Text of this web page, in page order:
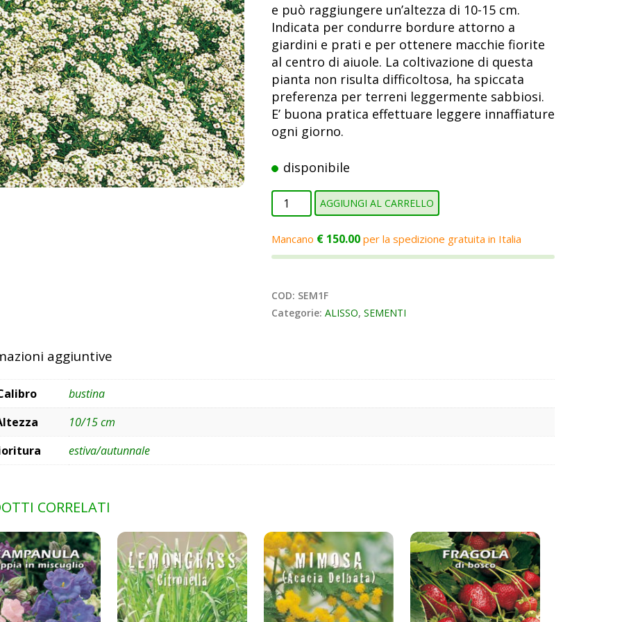
e può raggiungere un’altezza di 10-15 cm.
Indicata per condurre bordure attorno a
giardini e prati e per ottenere macchie fiorite
al centro di aiuole. La coltivazione di questa
pianta non risulta difficoltosa, ha spiccata
preferenza per terreni leggermente sabbiosi.
E’ buona pratica effettuare leggere innaffiature
ogni giorno.
disponibile
ALISSO
TAPPETO
DI
AGGIUNGI AL CARRELLO
Mancano €150.00per la spedizione gratuita in Italia
COD: SEM1F
Categorie: ALISSO, SEMENTI
aggiuntive
bustina
10/15 cm
estiva/autunnale
CORRELATI